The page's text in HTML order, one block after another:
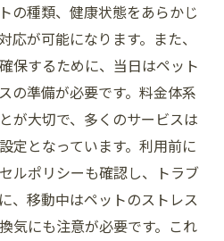
の種類、健康状態をあらかじ
応が可能になります。また、
保するために、当日はペット
の準備が必要です。料金体系
が大切で、多くのサービスは
定となっています。利用前に
ルポリシーも確認し、トラブ
、移動中はペットのストレス
気にも注意が必要です。これ